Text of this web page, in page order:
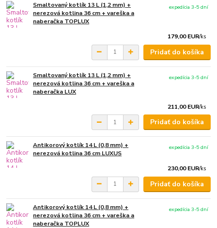
Smaltovaný kotlík 13 L (1,2 mm) +
nerezová kotlina 36 cm + vareška a
naberačka TOPLUX
179,00 EUR/ks
expedícia 3-5 dní
Pridať do košíka
Smaltovaný kotlík 13 L (1,2 mm) +
nerezová kotlina 36 cm + vareška a
naberačka LUX
211,00 EUR/ks
expedícia 3-5 dní
Pridať do košíka
Antikorový kotlík 14 L (0,8 mm) +
nerezová kotlina 36 cm LUXUS
230,00 EUR/ks
expedícia 3-5 dní
Pridať do košíka
Antikorový kotlík 14 L (0,8 mm) +
nerezová kotlina 36 cm + vareška a
naberačka TOPLUX
expedícia 3-5 dní